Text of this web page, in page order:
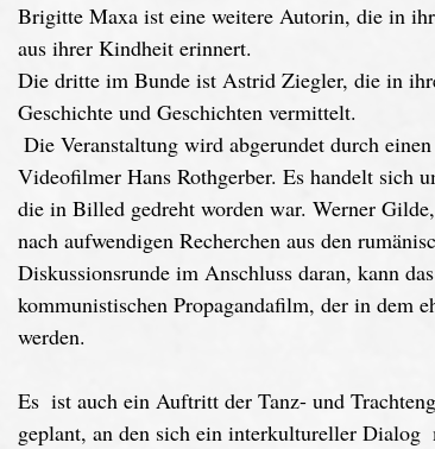
Brigitte Maxa ist eine weitere Autorin, die in
aus ihrer Kindheit erinnert.
Die dritte im Bunde ist Astrid Ziegler, die in
Geschichte und Geschichten vermittelt.
Videofilmer Hans Rothgerber. Es handelt sich
die in Billed gedreht worden war. Werner
nach aufwendigen Recherchen aus den
Diskussionsrunde im Anschluss daran, kann
kommunistischen Propagandafilm, der in dem
werden.
Es  ist auch ein Auftritt der Tanz- und
geplant, an den sich ein interkultureller Dialog